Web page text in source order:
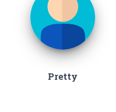
Pretty